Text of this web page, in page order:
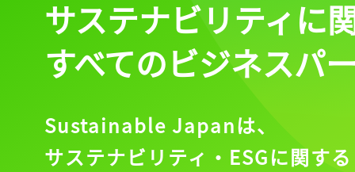
サステナビリティに
すべてのビジネスパ
Sustainable Japanは、
サステナビリティ・ESGに関する